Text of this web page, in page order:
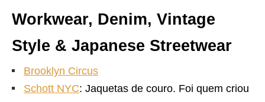
Workwear, Denim, Vintage
Style & Japanese Streetwear
Brooklyn Circus
Schott NYC: Jaquetas de couro. Foi quem criou